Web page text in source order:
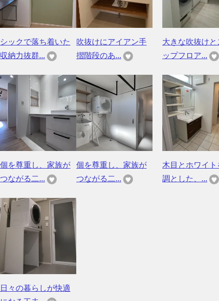
シックで落ち着いた
収納力抜群...
吹抜けにアイアン手
摺階段のあ...
大きな吹抜けと
ップフロア...
個を尊重し、家族が
つながる二...
個を尊重し、家族が
つながる二...
木目とホワイト
調とした、...
日々の暮らしが快適